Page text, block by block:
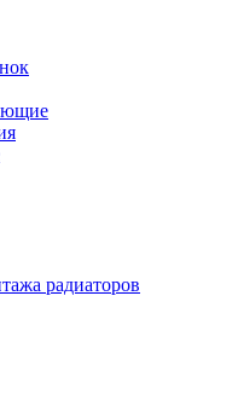
радиаторов